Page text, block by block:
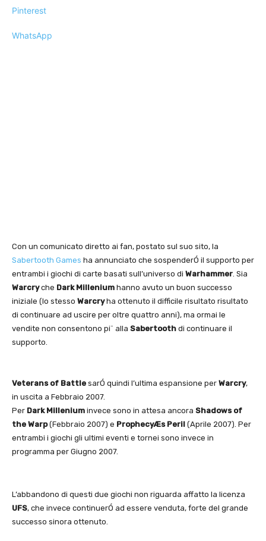
Pinterest
WhatsApp
Con un comunicato diretto ai fan, postato sul suo sito, la
Sabertooth Games ha annunciato che sospenderÓ il supporto per
entrambi i giochi di carte basati sull’universo di Warhammer. Sia
Warcryche Dark Millenium hanno avuto un buon successo
iniziale (lo stesso Warcryha ottenuto il difficile risultato risultato
di continuare ad uscire per oltre quattro anni), ma ormai le
vendite non consentono pi¨ alla Sabertooth di continuare il
supporto.
Veterans of Battle sarÓ quindi l’ultima espansione per Warcry,
in uscita a Febbraio 2007.
Per Dark Millenium invece sono in attesa ancora Shadows of
the Warp(Febbraio 2007) e ProphecyÆs Peril (Aprile 2007). Per
entrambi i giochi gli ultimi eventi e tornei sono invece in
programma per Giugno 2007.
L’abbandono di questi due giochi non riguarda affatto la licenza
UFS, che invece continuerÓ ad essere venduta, forte del grande
successo sinora ottenuto.